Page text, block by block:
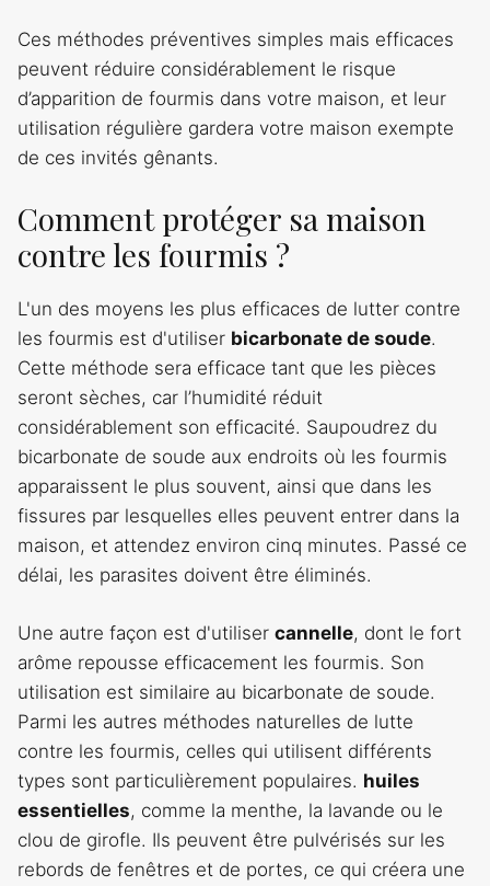
Ces méthodes préventives simples mais efficaces
peuvent réduire considérablement le risque
d’apparition de fourmis dans votre maison, et leur
utilisation régulière gardera votre maison exempte
de ces invités gênants.
Comment protéger sa maison
contre les fourmis ?
L'un des moyens les plus efficaces de lutter contre
les fourmis est d'utiliser bicarbonate de soude.
Cette méthode sera efficace tant que les pièces
seront sèches, car l’humidité réduit
considérablement son efficacité. Saupoudrez du
bicarbonate de soude aux endroits où les fourmis
apparaissent le plus souvent, ainsi que dans les
fissures par lesquelles elles peuvent entrer dans la
maison, et attendez environ cinq minutes. Passé ce
délai, les parasites doivent être éliminés.
Une autre façon est d'utiliser cannelle, dont le fort
arôme repousse efficacement les fourmis. Son
utilisation est similaire au bicarbonate de soude.
Parmi les autres méthodes naturelles de lutte
contre les fourmis, celles qui utilisent différents
types sont particulièrement populaires. huiles
essentielles, comme la menthe, la lavande ou le
clou de girofle. Ils peuvent être pulvérisés sur les
rebords de fenêtres et de portes, ce qui créera une